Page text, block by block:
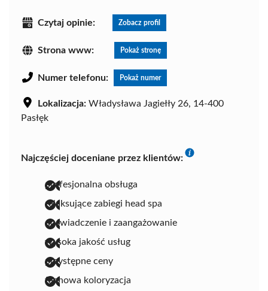
Czytaj opinie: Zobacz profil
Strona www: Pokaż stronę
Numer telefonu: Pokaż numer
Lokalizacja: Władysława Jagiełły 26, 14-400
Pasłęk
Najczęściej doceniane przez klientów:
profesjonalna obsługa
relaksujące zabiegi head spa
doświadczenie i zaangażowanie
wysoka jakość usług
przystępne ceny
fachowa koloryzacja